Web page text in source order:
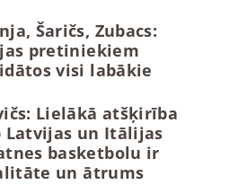
Šaričs, Zubacs:
pretiniekiem
visi labākie
Lielākā atšķirība
Latvijas un Itālijas
basketbolu ir
un ātrums